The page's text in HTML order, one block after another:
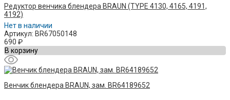
Редуктор венчика блендера BRAUN (TYPE 4130, 4165, 4191,
4192)
Нет в наличии
Артикул: BR67050148
690 ₽
В корзину
Венчик блендера BRAUN, зам. BR64189652